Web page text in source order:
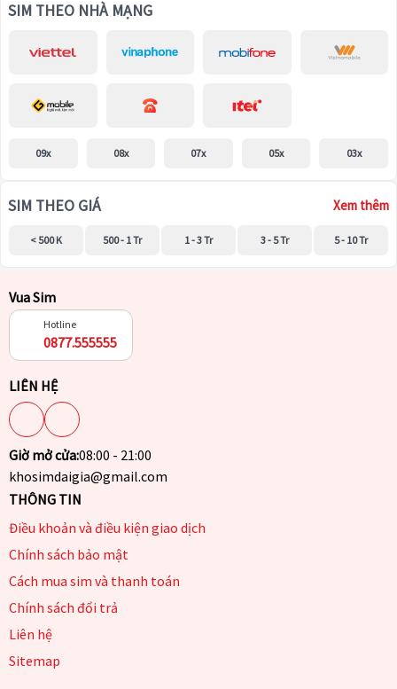
SIM THEO NHÀ MẠNG
09x 08x 07x 05x 03x
SIM THEO GIÁ Xem thêm
< 500 K 500 - 1 Tr 1 - 3 Tr 3 - 5 Tr 5 - 10 Tr
Vua Sim
Hotline
0877.555555
LIÊN HỆ
Giờ mở cửa:08:00 - 21:00
khosimdaigia@gmail.com
THÔNG TIN
Điều khoản và điều kiện giao dịch
Chính sách bảo mật
Cách mua sim và thanh toán
Chính sách đổi trả
Liên hệ
Sitemap